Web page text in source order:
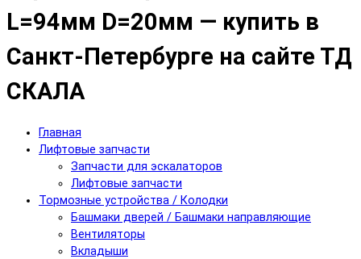
L=94мм D=20мм — купить в
Санкт-Петербурге на сайте ТД
СКАЛА
Главная
Лифтовые запчасти
Запчасти для эскалаторов
Лифтовые запчасти
Тормозные устройства / Колодки
Башмаки дверей / Башмаки направляющие
Вентиляторы
Вкладыши